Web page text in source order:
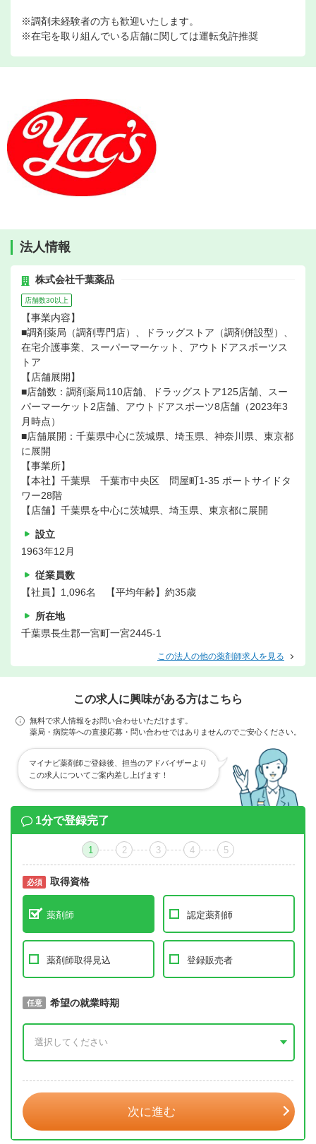
※調剤未経験者の方も歓迎いたします。
※在宅を取り組んでいる店舗に関しては運転免許推奨
法人情報
株式会社千葉薬品
店舗数30以上
【事業内容】
■調剤薬局（調剤専門店）、ドラッグストア（調剤併設型）、
在宅介護事業、スーパーマーケット、アウトドアスポーツス
トア
【店舗展開】
■店舗数：調剤薬局110店舗、ドラッグストア125店舗、スー
パーマーケット2店舗、アウトドアスポーツ8店舗（2023年3
月時点）
■店舗展開：千葉県中心に茨城県、埼玉県、神奈川県、東京都
に展開
【事業所】
【本社】千葉県 千葉市中央区 問屋町1-35 ポートサイドタ
ワー28階
【店舗】千葉県を中心に茨城県、埼玉県、東京都に展開
設立
1963年12月
従業員数
【社員】1,096名 【平均年齢】約35歳
所在地
千葉県長生郡一宮町一宮2445-1
この法人の他の薬剤師求人を見る
この求人に興味がある方はこちら
無料で求人情報をお問い合わせいただけます。
薬局・病院等への直接応募・問い合わせではありませんのでご安心ください。
マイナビ薬剤師ご登録後、担当のアドバイザーより
この求人についてご案内差し上げます！
1分で登録完了
1 2 3 4 5
必須 取得資格
薬剤師 認定薬剤師
薬剤師取得見込 登録販売者
必須 取得予定年
任意 希望の就業時期
次に進む